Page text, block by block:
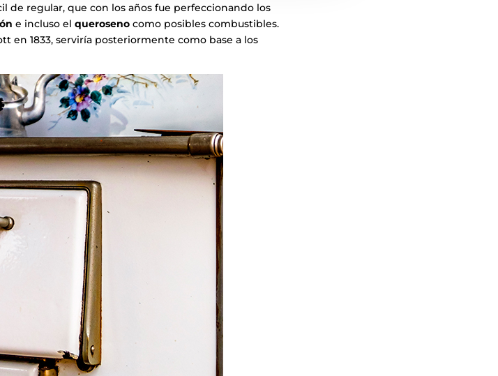
de regular, que con los años fue perfeccionando los
e incluso elqueroseno como posibles combustibles.
en 1833, serviría posteriormente como base a los